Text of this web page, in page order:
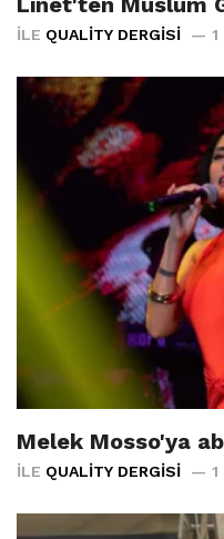
İLE QUALITY DERGISI 1
Melek Mosso'ya
İLE QUALITY DERGISI 1